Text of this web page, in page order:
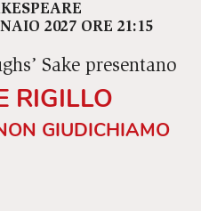
2027 ORE 21:15
Sake presentano
RIGILLO
GIUDICHIAMO